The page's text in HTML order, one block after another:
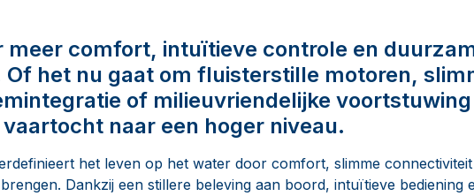
meer comfort, intuïtieve controle en
Of het nu gaat om fluisterstille motoren,
of milieuvriendelijke voortstuwing
vaartocht naar een hoger niveau.
het leven op het water door comfort, slimme
Dankzij een stillere beleving aan boord, intuïtieve bediening